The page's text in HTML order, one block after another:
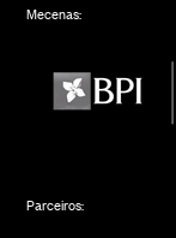
Mecenas:
Parceiros: